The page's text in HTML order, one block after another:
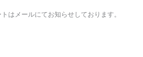
はメールにてお知らせしております。